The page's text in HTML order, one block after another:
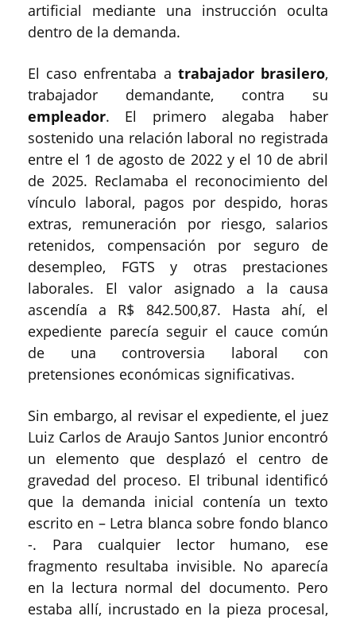
artificial mediante una instrucción oculta
dentro de la demanda.
El caso enfrentaba a trabajador brasilero,
trabajador demandante, contra su
empleador. El primero alegaba haber
sostenido una relación laboral no registrada
entre el 1 de agosto de 2022 y el 10 de abril
de 2025. Reclamaba el reconocimiento del
vínculo laboral, pagos por despido, horas
extras, remuneración por riesgo, salarios
retenidos, compensación por seguro de
desempleo, FGTS y otras prestaciones
laborales. El valor asignado a la causa
ascendía a R$ 842.500,87. Hasta ahí, el
expediente parecía seguir el cauce común
de una controversia laboral con
pretensiones económicas significativas.
Sin embargo, al revisar el expediente, el juez
Luiz Carlos de Araujo Santos Junior encontró
un elemento que desplazó el centro de
gravedad del proceso. El tribunal identificó
que la demanda inicial contenía un texto
escrito en – Letra blanca sobre fondo blanco
-. Para cualquier lector humano, ese
fragmento resultaba invisible. No aparecía
en la lectura normal del documento. Pero
estaba allí, incrustado en la pieza procesal,